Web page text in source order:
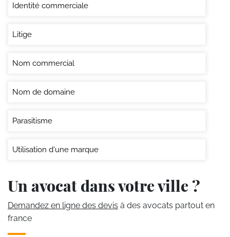
Identité commerciale
Litige
Nom commercial
Nom de domaine
Parasitisme
Utilisation d'une marque
Un avocat dans votre ville ?
Demandez en ligne des devis à des avocats partout en
france